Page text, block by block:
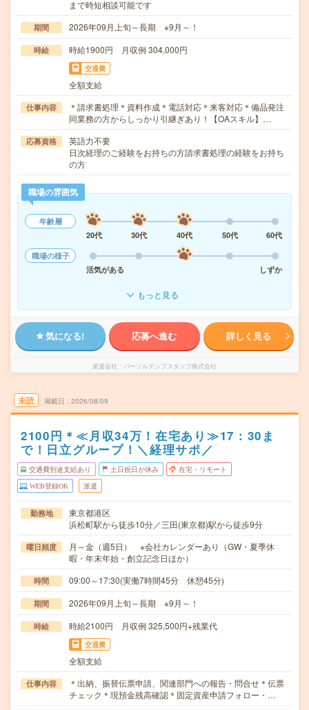
まで時短相談可能です
期間 2026年09月上旬～長期 ※9月～！
時給 時給1900円 月収例 304,000円
交通費
全額支給
仕事内容
＊請求書処理＊資料作成＊電話対応＊来客対応＊備品発注
同業務の方からしっかり引継ぎあり！【OAスキル】…
応募資格
英語力不要
日次経理のご経験をお持ちの方請求書処理の経験をお持ち
の方
職場の雰囲気
年齢層
20代
30代 40代 50代
60代
職場の様子
活気がある
しずか
もっと見る
気になる! 応募へ進む 詳しく見る
派遣会社 パーソルテンプスタッフ株式会社
未読 掲載日 2026/08/09
2100円＊≪月収34万！在宅あり≫17：30ま
で！日立グループ！＼経理サポ／
交通費別途支給あり 土日祝日が休み 在宅・リモート
WEB登録OK 派遣
勤務地
東京都港区
浜松町駅から徒歩10分／三田(東京都)駅から徒歩9分
曜日頻度
月～金（週5日） ※会社カレンダーあり（GW・夏季休
暇・年末年始・創立記念日ほか）
時間 09:00～17:30(実働7時間45分 休憩45分)
期間 2026年09月上旬～長期 ※9月～！
時給 時給2100円 月収例 325,500円+残業代
交通費
全額支給
仕事内容
＊出納、振替伝票申請、関連部門への報告・問合せ＊伝票
チェック＊現預金残高確認＊固定資産申請フォロー・…